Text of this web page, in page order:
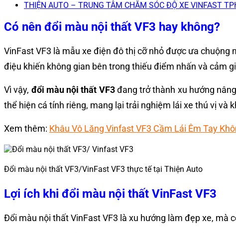
THIỆN AUTO – TRUNG TÂM CHĂM SÓC ĐỘ XE VINFAST
Có nên đổi màu nội thất VF3 hay không?
VinFast VF3 là mẫu xe điện đô thị cỡ nhỏ được ưa chuộng
điệu khiến không gian bên trong thiếu điểm nhấn và cảm
Vì vậy, đổi màu nội thất VF3đang trở thành xu hướng
thể hiện cá tính riêng, mang lại trải nghiệm lái xe thú vị và
Xem thêm: Khâu Vô Lăng Vinfast VF3 Cầm Lái Êm Tay
Đổi màu nội thất VF3/VinFast VF3 thực tế tại Thiện Auto
Lợi ích khi đổi màu nội thất VinFast VF3
Đổi màu nội thất VinFast VF3 là xu hướng làm đẹp xe,